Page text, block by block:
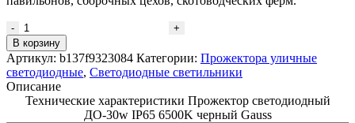
В корзину
Артикул: b137f9323084 Категории: Прожектора уличные
светодиодные, Светодиодные светильники
Описание
Технические характеристики Прожектор светодиодный
ДО-30w IP65 6500K черный Gauss